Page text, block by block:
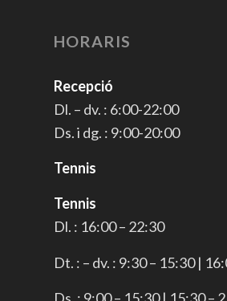
HORARIS
Recepció
Dl. – dv. : 6:00-22:00
Ds. i dg. : 9:00-20:00
Tennis
Tennis
Dl. : 16:00 – 22:30
Dt. : – dv. : 9:30 – 15:30 |